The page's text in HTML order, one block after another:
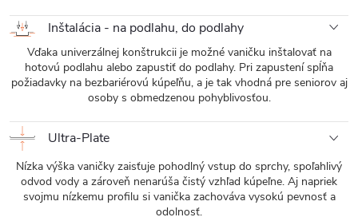
Inštalácia - na podlahu, do podlahy
Vďaka univerzálnej konštrukcii je možné vaničku inštalovať na
hotovú podlahu alebo zapustiť do podlahy. Pri zapustení spĺňa
požiadavky na bezbariérovú kúpeľňu, a je tak vhodná pre seniorov aj
osoby s obmedzenou pohyblivosťou.
Ultra-Plate
Nízka výška vaničky zaisťuje pohodlný vstup do sprchy, spoľahlivý
odvod vody a zároveň nenarúša čistý vzhľad kúpeľne. Aj napriek
svojmu nízkemu profilu si vanička zachováva vysokú pevnosť a
odolnosť.